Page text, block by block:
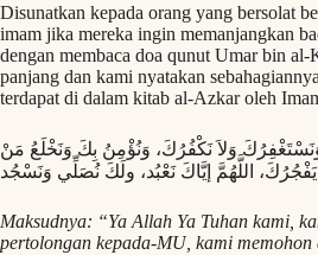
Disunatkan kepada orang yang bersolat
imam jika mereka ingin memanjangkan
dengan membaca doa qunut Umar bin
panjang dan kami nyatakan
terdapat di dalam kitab al-Azkar oleh
وَنَسْتَغْفِرُكَ وَلاَ نَكْفُرُكَ، وَنُؤْمِنُ بِكَ وَنَخْلَعُ مَنْ
Maksudnya: “Ya Allah Ya Tuhan kami,
pertolongan kepada-MU, kami memohon